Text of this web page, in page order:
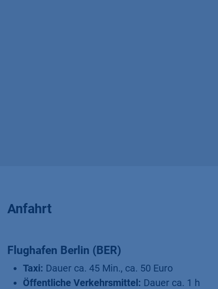
Anfahrt
Flughafen Berlin (BER)
Taxi: Dauer ca. 45 Min., ca. 50 Euro
Öffentliche Verkehrsmittel: Dauer ca. 1 h